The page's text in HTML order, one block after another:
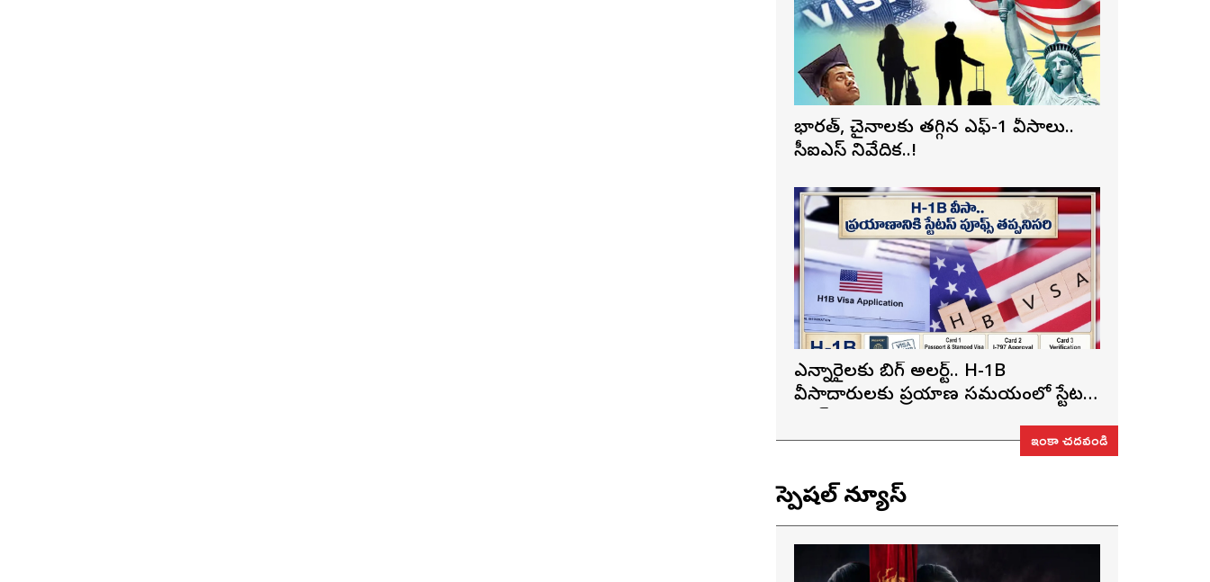
భారత్, చైనాలకు తగ్గిన ఎఫ్-1 వీసాలు..
సీఐఎస్ నివేదిక..!
ఎన్నారైలకు బిగ్ అలర్ట్.. H-1B
వీసాదారులకు ప్రయాణ సమయంలో స్టేటస్
ఇంకా చదవండి
స్పెషల్ న్యూస్